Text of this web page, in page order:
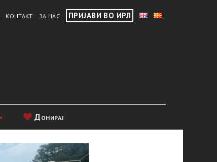
КОНТАКТ ЗА НАС ПРИЈАВИ ВО ИРЛ
Донирај